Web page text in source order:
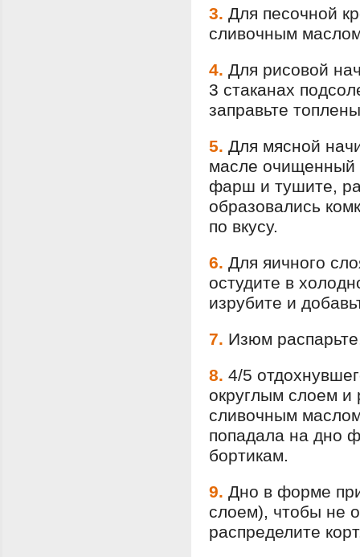
3. Для песочной
сливочным
4. Для рисовой
3 стаканах
заправьте
5. Для мясной
масле очищенный
фарш и тушите,
образовались
по вкусу.
6. Для яичного
остудите в
изрубите и
7. Изюм
8. 4/5
округлым слоем и
сливочным
попадала на дно
бортикам.
9. Дно в форме
слоем), чтобы не
распределите